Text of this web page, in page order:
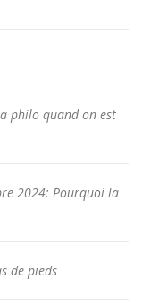
philo quand on est
2024: Pourquoi la
de pieds